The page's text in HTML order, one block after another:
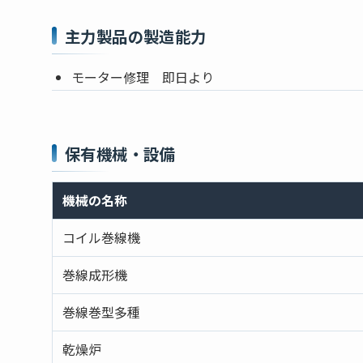
主力製品の製造能力
モーター修理 即日より
保有機械・設備
機械の名称
コイル巻線機
巻線成形機
巻線巻型多種
乾燥炉